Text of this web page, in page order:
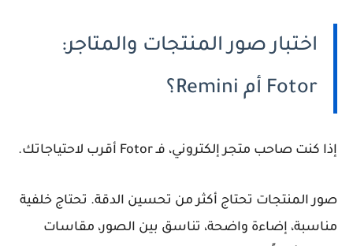
اختبار صور المنتجات والمتاجر:
Fotor أم Remini؟
إذا كنت صاحب متجر إلكتروني، فـ Fotor أقرب لاحتياجاتك.
صور المنتجات تحتاج أكثر من تحسين الدقة. تحتاج خلفية
مناسبة، إضاءة واضحة، تناسق بين الصور، مقاسات